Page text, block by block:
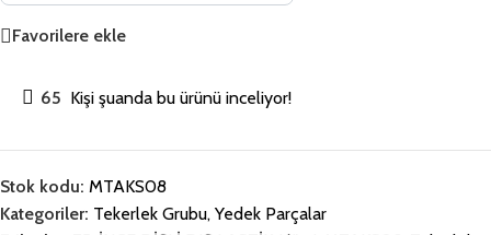
Favorilere ekle
65 Kişi şuanda bu ürünü inceliyor!
Stok kodu: MTAKS08
Kategoriler: Tekerlek Grubu, Yedek Parçalar